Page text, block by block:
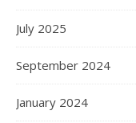
July 2025
September 2024
January 2024